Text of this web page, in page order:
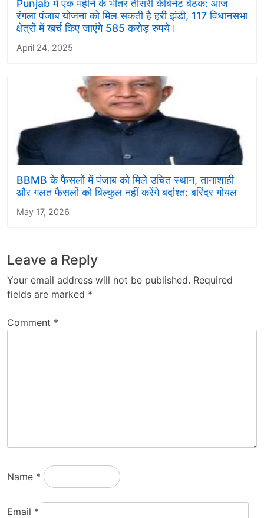
Punjab में एक महीने के भीतर तीसरी कैबिनेट बैठक: आज
रंगला पंजाब योजना को मिल सकती है हरी झंडी, 117 विधानसभा
क्षेत्रों में खर्च किए जाएंगे 585 करोड़ रुपये।
April 24, 2025
BBMB के फैसलों में पंजाब को मिले उचित स्थान, तानाशाही
और गलत फैसलों को बिल्कुल नहीं करेंगे बर्दाश्त: बरिंदर गोयल
May 17, 2026
Leave a Reply
Your email address will not be published. Required
fields are marked *
Comment *
Name *
Email *